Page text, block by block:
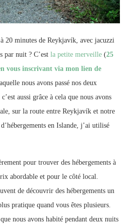
20 minutes de Reykjavík, avec jacuzzi
par nuit ? C’est la petite merveille (25
vous inscrivant via mon lien de
nous avons passé nos deux
aussi grâce à cela que nous avons
sur la route entre Reykjavík et notre
en Islande, j’ai utilisé
pour trouver des hébergements à
abordable et pour le côté local.
de découvrir des hébergements un
pratique quand vous êtes plusieurs.
nous avons habité pendant deux nuits